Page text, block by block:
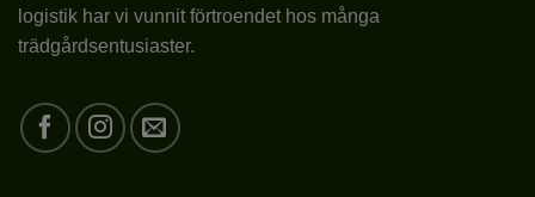
KRUKSTORLEK
BLOMFÄRG
logistik har vi vunnit förtroendet hos många
trädgårdsentusiaster.